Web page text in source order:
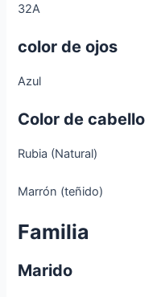
32A
color de ojos
Azul
Color de cabello
Rubia (Natural)
Marrón (teñido)
Familia
Marido